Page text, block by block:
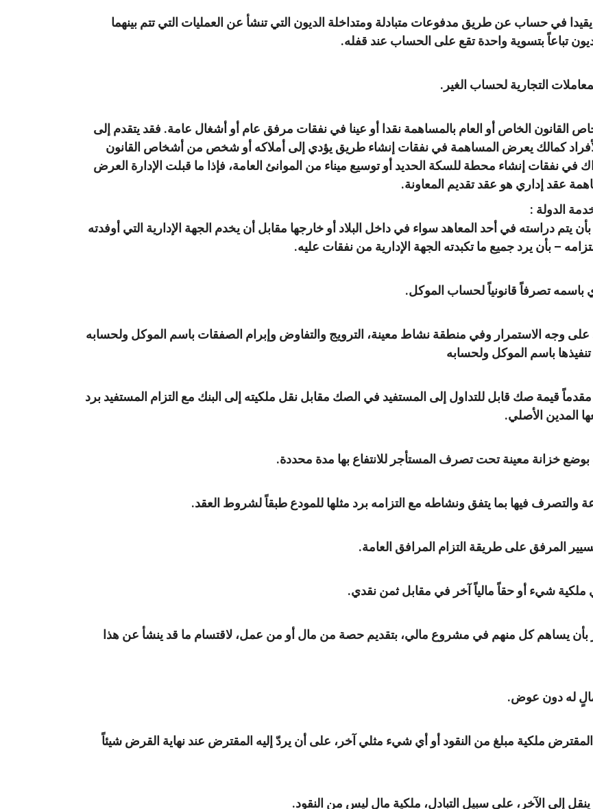
في حساب عن طريق مدفوعات متبادلة ومتداخلة الديون التي تنشأ عن العمليات التي تتم بينهما
تباعاً بتسوية واحدة تقع على الحساب عند قفله.
التجارية لحساب الغير.
الخاص أو العام بالمساهمة نقدا أو عينا في نفقات مرفق عام أو أشغال عامة. فقد يتقدم إلى
كمالك يعرض المساهمة في نفقات إنشاء طريق يؤدي إلى أملاكه أو شخص من أشخاص القانون
في نفقات إنشاء محطة للسكة الحديد أو توسيع ميناء من الموانئ العامة، فإذا ما قبلت الإدارة العرض
عقد إداري هو عقد تقديم المعاونة.
الدولة :
دراسته في أحد المعاهد سواء في داخل البلاد أو خارجها مقابل أن يخدم الجهة الإدارية التي أوفدته
– بأن يرد جميع ما تكبدته الجهة الإدارية من نفقات عليه.
باسمه تصرفاً قانونياً لحساب الموكل.
وجه الاستمرار وفي منطقة نشاط معينة، الترويج والتفاوض وإبرام الصفقات باسم الموكل ولحسابه
باسم الموكل ولحسابه
مقدماً قيمة صك قابل للتداول إلى المستفيد في الصك مقابل نقل ملكيته إلى البنك مع التزام المستفيد برد
المدين الأصلي.
بوضع خزانة معينة تحت تصرف المستأجر للانتفاع بها مدة محددة.
والتصرف فيها بما يتفق ونشاطه مع التزامه برد مثلها للمودع طبقاً لشروط العقد.
المرفق على طريقة التزام المرافق العامة.
ملكية شيء أو حقاً مالياً آخر في مقابل ثمن نقدي.
بأن يساهم كل منهم في مشروع مالي، بتقديم حصة من مال أو من عمل، لاقتسام ما قد ينشأ عن هذا
له دون عوض.
ملكية مبلغ من النقود أو أي شيء مثلي آخر، على أن يردّ إليه المقترض عند نهاية القرض شيئاً
إلى الآخر، على سبيل التبادل، ملكية مال ليس من النقود.